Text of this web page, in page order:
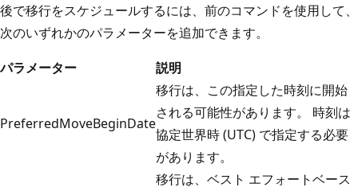
後で移行をスケジュールするには、前のコマンドを使用して、
次のいずれかのパラメーターを追加できます。
パラメーター
説明
PreferredMoveBeginDate
移行は、この指定した時刻に開始
される可能性があります。 時刻は
協定世界時 (UTC) で指定する必要
があります。
移行は、ベスト エフォートベース